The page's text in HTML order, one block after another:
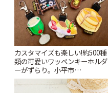
カスタマイズも楽しい!約500種
類の可愛いワッペンキーホルダ
ーがずらり。小平市
「Kimamaya T&K」 | ことりっ
ぷ